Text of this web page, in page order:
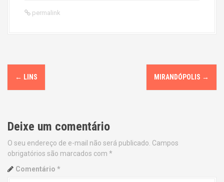
permalink
P
o
t
n
a
← LINS MIRANDÓPOLIS →
Deixe um comentário
O seu endereço de e-mail não será publicado. Campos
obrigatórios são marcados com *
Comentário *